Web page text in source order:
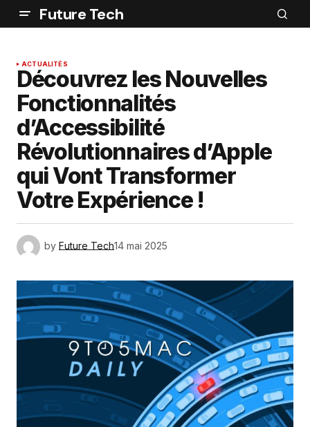
Future Tech
ACTUALITÉS
Découvrez les Nouvelles
Fonctionnalités
d’Accessibilité
Révolutionnaires d’Apple
qui Vont Transformer
Votre Expérience !
by Future Tech14 mai 2025